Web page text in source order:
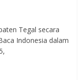
Tegal secara
Indonesia dalam